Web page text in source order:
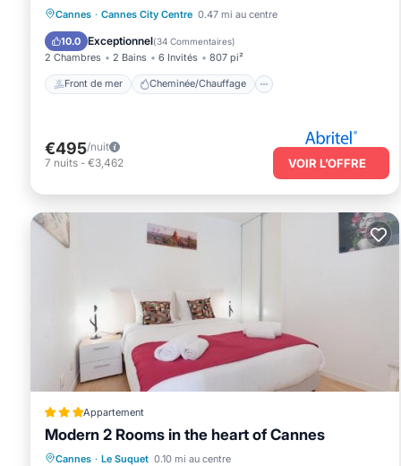
Cannes · Cannes City Centre 0.47 mi au centre
10.0 Exceptionnel(34 Commentaires)
2 Chambres 2 Bains 6 Invités 807 pi²
Front de mer Cheminée/Chauffage
Front de mer
Cheminée/Chauffage
Vue sur l’océan
Balcon/Terrasse
€495/nuit
7 nuits - €3,462 VOIR L’OFFRE
Appartement
Modern 2 Rooms in the heart of Cannes
Cannes · Le Suquet 0.10 mi au centre
Climatisation
Internet